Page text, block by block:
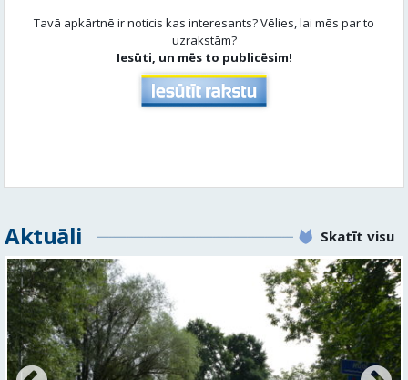
Tavā apkārtnē ir noticis kas interesants? Vēlies, lai mēs par to
uzrakstām?
Iesūti, un mēs to publicēsim!
Aktuāli Skatīt visu